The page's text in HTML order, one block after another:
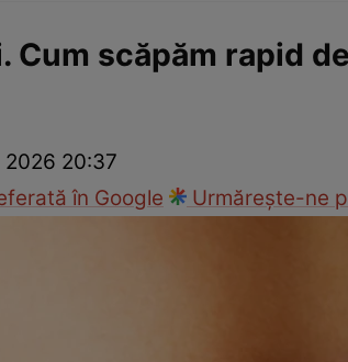
Cum scăpăm rapid
2026 20:37
în Google
Urmărește-ne